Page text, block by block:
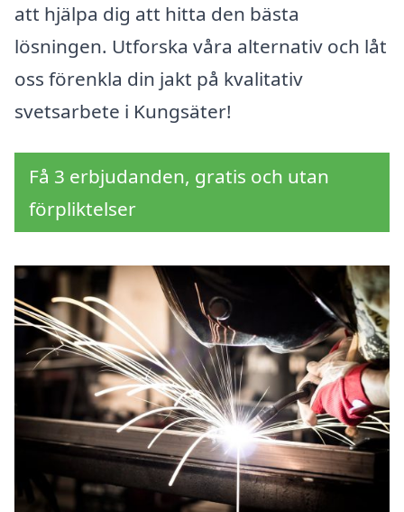
att hjälpa dig att hitta den bästa
lösningen. Utforska våra alternativ och låt
oss förenkla din jakt på kvalitativ
svetsarbete i Kungsäter!
Få 3 erbjudanden, gratis och utan
förpliktelser